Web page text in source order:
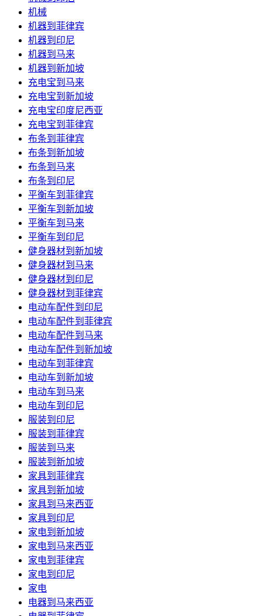
机械
机器到菲律宾
机器到印尼
机器到马来
机器到新加坡
充电宝到马来
充电宝到新加坡
充电宝印度尼西亚
充电宝到菲律宾
布条到菲律宾
布条到新加坡
布条到马来
布条到印尼
平衡车到菲律宾
平衡车到新加坡
平衡车到马来
平衡车到印尼
健身器材到新加坡
健身器材到马来
健身器材到印尼
健身器材到菲律宾
电动车配件到印尼
电动车配件到菲律宾
电动车配件到马来
电动车配件到新加坡
电动车到菲律宾
电动车到新加坡
电动车到马来
电动车到印尼
服装到印尼
服装到菲律宾
服装到马来
服装到新加坡
家具到菲律宾
家具到新加坡
家具到马来西亚
家具到印尼
家电到新加坡
家电到马来西亚
家电到菲律宾
家电到印尼
家电
电器到马来西亚